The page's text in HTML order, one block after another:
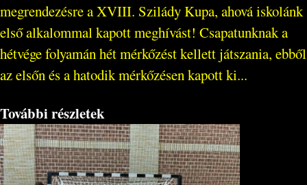
megrendezésre a XVIII. Szilády Kupa, ahová iskolánk
első alkalommal kapott meghívást! Csapatunknak a
hétvége folyamán hét mérkőzést kellett játszania, ebből
az elsőn és a hatodik mérkőzésen kapott ki...
További részletek